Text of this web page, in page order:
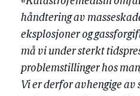
håndtering av
eksplosjoner og
må vi under sterkt
problemstillinger hos
Vi er derfor avhengige av